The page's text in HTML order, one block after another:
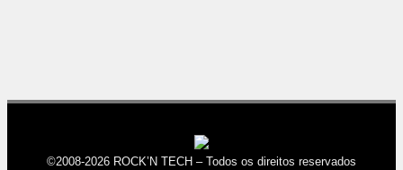
©2008-2026 ROCK’N TECH – Todos os direitos reservados